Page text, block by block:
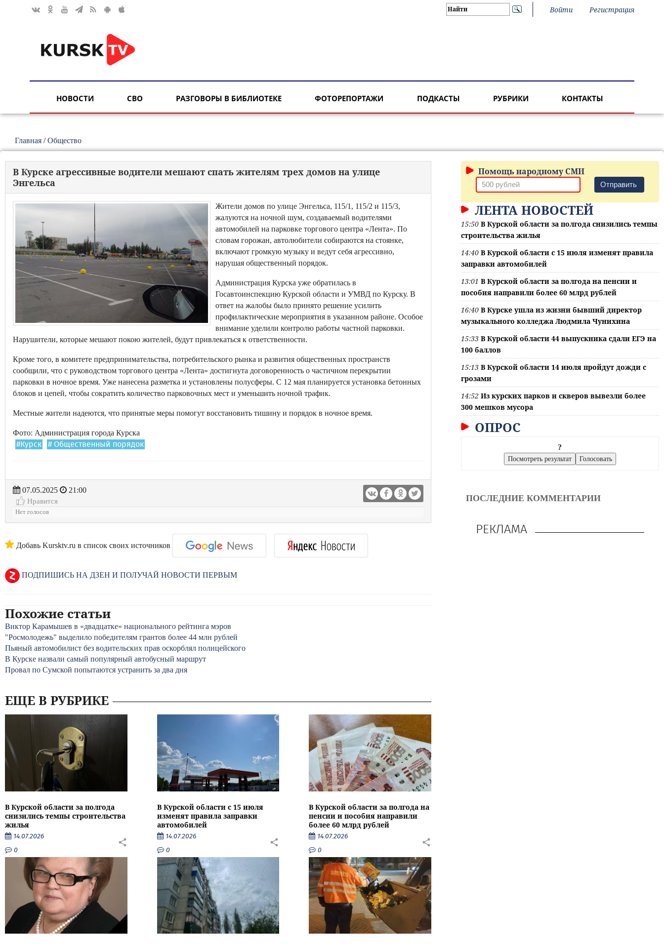
Войти Регистрация
НОВОСТИ СВО РАЗГОВОРЫ В БИБЛИОТЕКЕ ФОТОРЕПОРТАЖИ ПОДКАСТЫ РУБРИКИ КОНТАКТЫ
Главная /Общество
В Курске агрессивные водители мешают спать жителям трех домов на улице
Энгельса
Жители домов по улице Энгельса, 115/1, 115/2 и 115/3,
жалуются на ночной шум, создаваемый водителями
автомобилей на парковке торгового центра «Лента». По
словам горожан, автолюбители собираются на стоянке,
включают громкую музыку и ведут себя агрессивно,
нарушая общественный порядок.
Администрация Курска уже обратилась в
Госавтоинспекцию Курской области и УМВД по Курску. В
ответ на жалобы было принято решение усилить
профилактические мероприятия в указанном районе. Особое
внимание уделили контролю работы частной парковки.
Нарушители, которые мешают покою жителей, будут привлекаться к ответственности.
Кроме того, в комитете предпринимательства, потребительского рынка и развития общественных пространств
сообщили, что с руководством торгового центра «Лента» достигнута договоренность о частичном перекрытии
парковки в ночное время. Уже нанесена разметка и установлены полусферы. С 12 мая планируется установка бетонных
блоков и цепей, чтобы сократить количество парковочных мест и уменьшить ночной трафик.
Местные жители надеются, что принятые меры помогут восстановить тишину и порядок в ночное время.
Фото: Администрация города Курска
#Курск # Общественный порядок
07.05.2025
21:00
Нравится
Нет голосов
Добавь Kursktv.ru в список своих источников
ПОДПИШИСЬ НА ДЗЕН И ПОЛУЧАЙ НОВОСТИ ПЕРВЫМ
Похожие статьи
Виктор Карамышев в «двадцатке» национального рейтинга мэров
"Росмолодежь" выделило победителям грантов более 44 млн рублей
Пьяный автомобилист без водительских прав оскорблял полицейского
В Курске назвали самый популярный автобусный маршрут
Провал по Сумской попытаются устранить за два дня
ЕЩЕ В РУБРИКЕ
В Курской области за полгода
снизились темпы строительства
жилья
14.07.2026
0
В Курской области с 15 июля
изменят правила заправки
автомобилей
14.07.2026
0
В Курской области за полгода на
пенсии и пособия направили
более 60 млрд рублей
14.07.2026
0
Помощь народному СМИ
Отправить
ЛЕНТА НОВОСТЕЙ
15:50 В Курской области за полгода снизились темпы
строительства жилья
14:40 В Курской области с 15 июля изменят правила
заправки автомобилей
13:01 В Курской области за полгода на пенсии и
пособия направили более 60 млрд рублей
16:40 В Курске ушла из жизни бывший директор
музыкального колледжа Людмила Чунихина
15:33 В Курской области 44 выпускника сдали ЕГЭ на
100 баллов
15:13 В Курской области 14 июля пройдут дожди с
грозами
14:52 Из курских парков и скверов вывезли более
300 мешков мусора
ОПРОС
?
ПОСЛЕДНИЕ КОММЕНТАРИИ
РЕКЛАМА